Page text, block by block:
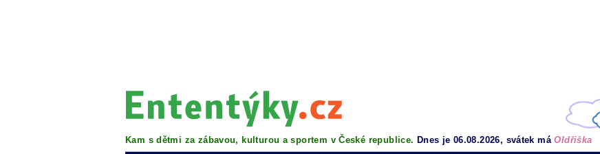
Kam s dětmi za zábavou, kulturou a sportem v České republice. Dnes je 06.08.2026, svátek máOldřiška